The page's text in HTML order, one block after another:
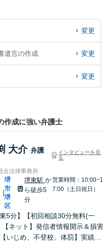
変更
遺言の作成 変更
変更
作成に強い弁護士
大介 弁護
インタビューを見
る
合法律事務所
堺
市
堺
区
堺東駅 か
ら徒歩5
分
営業時間：10:00~1
7:00（土日祝日）
東5分】【初回相談30分無料(一
【ネット】発信者情報開示＆損害
いじめ、不登校、体罰】実績豊